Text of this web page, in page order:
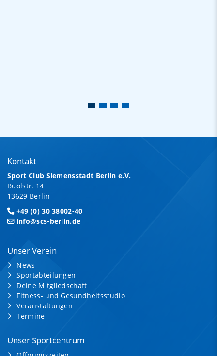
Kontakt
Sport Club Siemensstadt Berlin e.V.
Buolstr. 14
13629 Berlin
+49 (0) 30 38002-40
info@scs-berlin.de
Unser Verein
News
Sportabteilungen
Deine Mitgliedschaft
Fitness- und Gesundheitsstudio
Veranstaltungen
Termine
Unser Sportcentrum